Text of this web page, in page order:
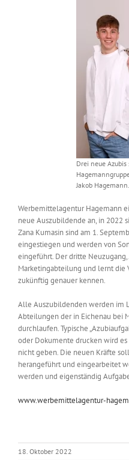
Jobshop
Suche
nach:
Drei neue
Jakob Hagemann.
Werbemittelagentur Hagemann
neue Auszubildende an, in 2022
Zana Kumasin sind am 1.
eingestiegen und werden von
eingeführt. Der dritte
Marketingabteilung und lernt die
zukünftig genauer kennen.
Alle Auszubildenden werden im
Abteilungen der in Eichenau bei
durchlaufen. Typische
oder Dokumente drucken wird
nicht geben. Die neuen Kräfte
herangeführt und eingearbeitet
werden und eigenständig
www.werbemittelagentur-
18. Oktober 2022